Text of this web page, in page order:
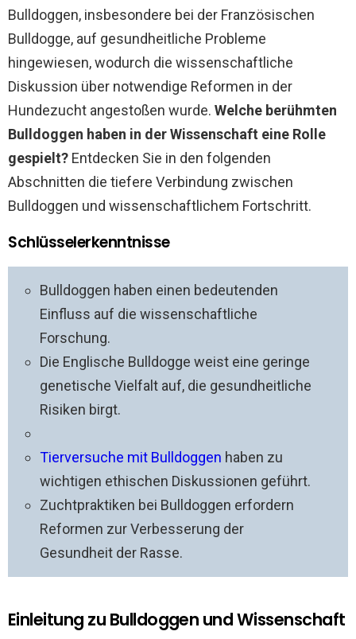
Bulldoggen, insbesondere bei der Französischen
Bulldogge, auf gesundheitliche Probleme
hingewiesen, wodurch die wissenschaftliche
Diskussion über notwendige Reformen in der
Hundezucht angestoßen wurde. Welche berühmten
Bulldoggen haben in der Wissenschaft eine Rolle
gespielt? Entdecken Sie in den folgenden
Abschnitten die tiefere Verbindung zwischen
Bulldoggen und wissenschaftlichem Fortschritt.
Schlüsselerkenntnisse
Bulldoggen haben einen bedeutenden
Einfluss auf die wissenschaftliche
Forschung.
Die Englische Bulldogge weist eine geringe
genetische Vielfalt auf, die gesundheitliche
Risiken birgt.
Tierversuche mit Bulldoggen haben zu
wichtigen ethischen Diskussionen geführt.
Zuchtpraktiken bei Bulldoggen erfordern
Reformen zur Verbesserung der
Gesundheit der Rasse.
Einleitung zu Bulldoggen und Wissenschaft